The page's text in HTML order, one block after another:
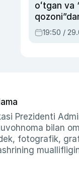
oʻtgan va
qahramon
armiyasi
19:50 /
Prezidenti
bilan
fotografik,